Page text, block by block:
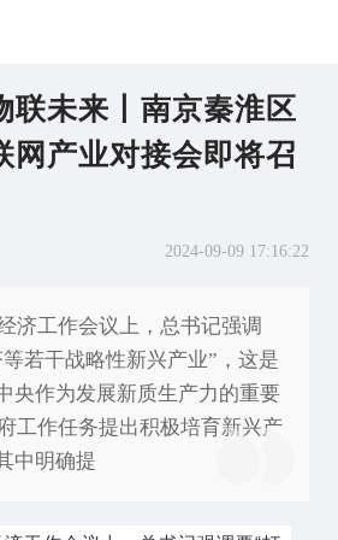
联未来丨南京秦淮区
网产业对接会即将召
2024-09-09 17:16:22
济工作会议上，总书记强调
若干战略性新兴产业”，这是
央作为发展新质生产力的重要
工作任务提出积极培育新兴产
中明确提